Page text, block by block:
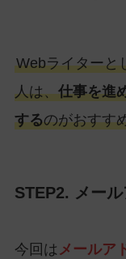
Webライターと
人は、仕事を進
するのがおすす
STEP2. メー
今回は メールア